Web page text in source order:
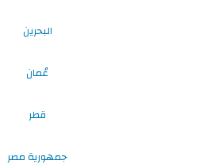
البحرين
عُمان
قطر
جمهورية مصر